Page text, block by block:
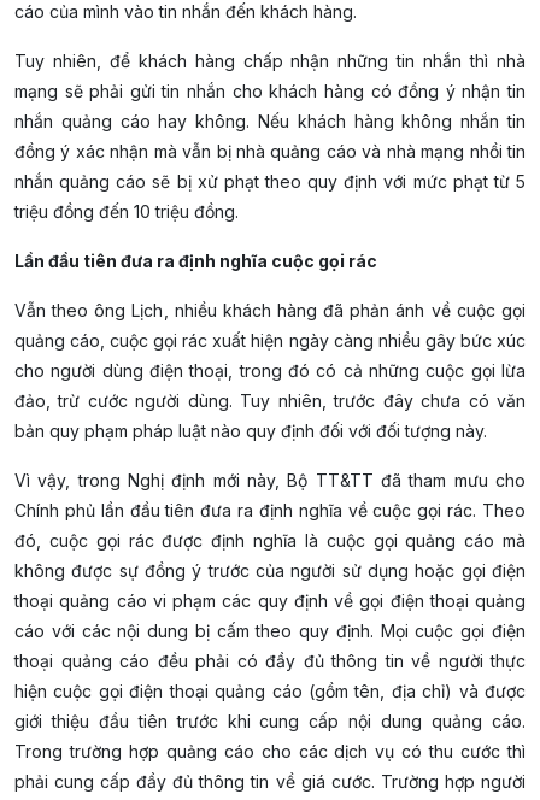
cáo của mình vào tin nhắn đến khách hàng.
Tuy nhiên, để khách hàng chấp nhận những tin nhắn thì nhà
mạng sẽ phải gửi tin nhắn cho khách hàng có đồng ý nhận tin
nhắn quảng cáo hay không. Nếu khách hàng không nhắn tin
đồng ý xác nhận mà vẫn bị nhà quảng cáo và nhà mạng nhồi tin
nhắn quảng cáo sẽ bị xử phạt theo quy định với mức phạt từ 5
triệu đồng đến 10 triệu đồng.
Lần đầu tiên đưa ra định nghĩa cuộc gọi rác
Vẫn theo ông Lịch, nhiều khách hàng đã phản ánh về cuộc gọi
quảng cáo, cuộc gọi rác xuất hiện ngày càng nhiều gây bức xúc
cho người dùng điện thoại, trong đó có cả những cuộc gọi lừa
đảo, trừ cước người dùng. Tuy nhiên, trước đây chưa có văn
bản quy phạm pháp luật nào quy định đối với đối tượng này.
Vì vậy, trong Nghị định mới này, Bộ TT&TT đã tham mưu cho
Chính phủ lần đầu tiên đưa ra định nghĩa về cuộc gọi rác. Theo
đó, cuộc gọi rác được định nghĩa là cuộc gọi quảng cáo mà
không được sự đồng ý trước của người sử dụng hoặc gọi điện
thoại quảng cáo vi phạm các quy định về gọi điện thoại quảng
cáo với các nội dung bị cấm theo quy định. Mọi cuộc gọi điện
thoại quảng cáo đều phải có đầy đủ thông tin về người thực
hiện cuộc gọi điện thoại quảng cáo (gồm tên, địa chỉ) và được
giới thiệu đầu tiên trước khi cung cấp nội dung quảng cáo.
Trong trường hợp quảng cáo cho các dịch vụ có thu cước thì
phải cung cấp đầy đủ thông tin về giá cước. Trường hợp người